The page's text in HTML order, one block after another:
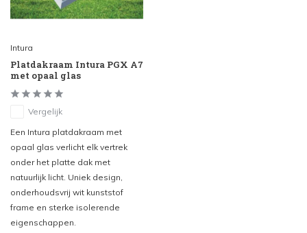
Intura
Platdakraam Intura PGX A7
met opaal glas
Vergelijk
Een Intura platdakraam met
opaal glas verlicht elk vertrek
onder het platte dak met
natuurlijk licht. Uniek design,
onderhoudsvrij wit kunststof
frame en sterke isolerende
eigenschappen.